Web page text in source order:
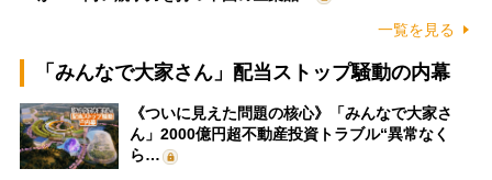
一覧を見る
「みんなで大家さん」配当ストップ騒動の内幕
《ついに見えた問題の核心》「みんなで大家さ
ん」2000億円超不動産投資トラブル“異常なく
ら…